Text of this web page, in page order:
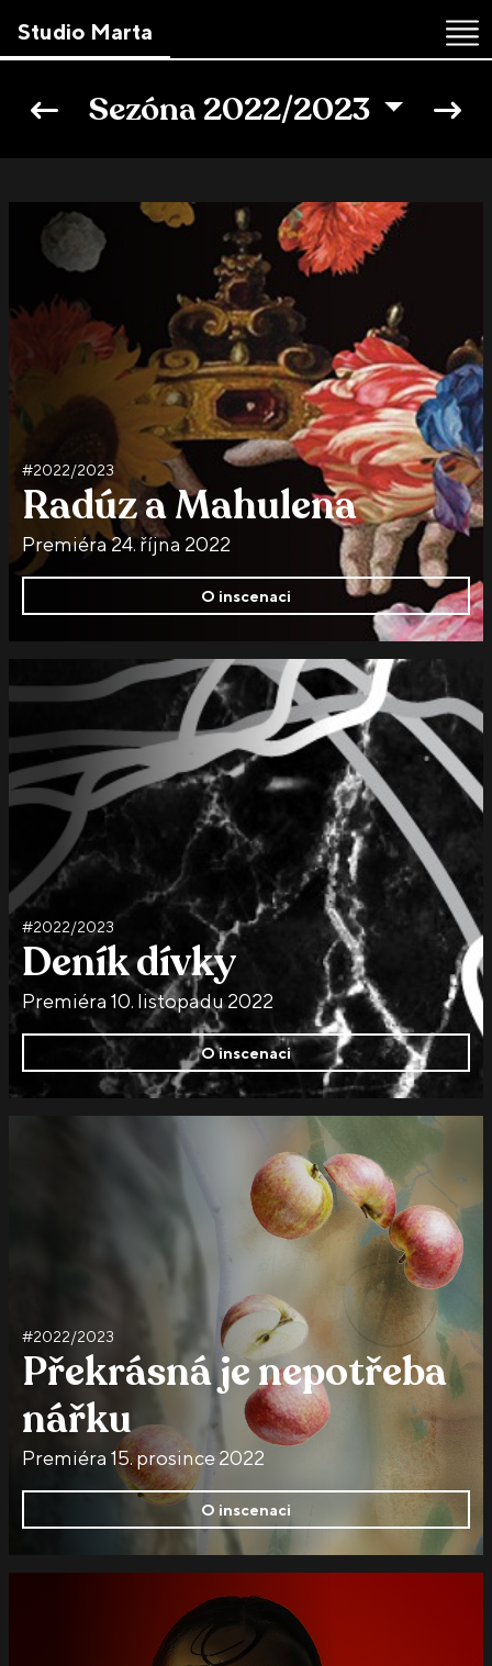
↷
Studio Marta
Sezóna 2022/2023
#2022/2023
Radúz a Mahulena
Premiéra 24. října 2022
O inscenaci
#2022/2023
Deník dívky
Premiéra 10. listopadu 2022
O inscenaci
#2022/2023
Překrásná je nepotřeba
nářku
Premiéra 15. prosince 2022
O inscenaci